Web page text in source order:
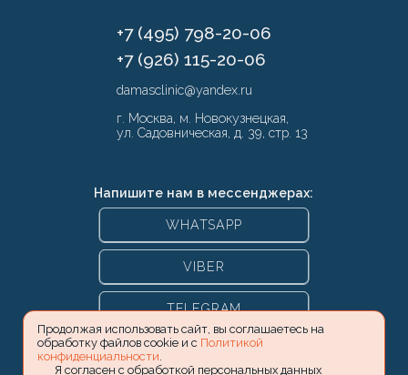
Продолжая использовать сайт, вы соглашаетесь на
обработку файлов cookie и с Политикой
конфиденциальности
Я согласен с обработкой персональных данных
+7 (495) 798-20-06
+7 (926) 115-20-06
damasclinic@yandex.ru
г. Москва, м. Новокузнецкая,
ул. Садовническая, д. 39, стр. 13
Напишите нам в мессенджерах:
WHATSAPP
VIBER
TELEGRAM